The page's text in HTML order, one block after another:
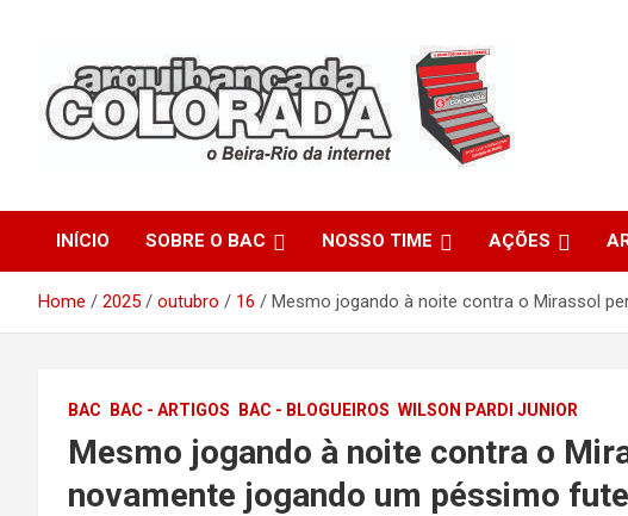
Arquibancada Colorada
INÍCIO SOBRE O BAC NOSSO TIME AÇÕES
Home 2025 outubro 16 Mesmo jogando à noite contra o Mirassol
BAC BAC - ARTIGOS BAC - BLOGUEIROS WILSON PARDI JUNIOR
Mesmo jogando à noite contra o
novamente jogando um péssimo